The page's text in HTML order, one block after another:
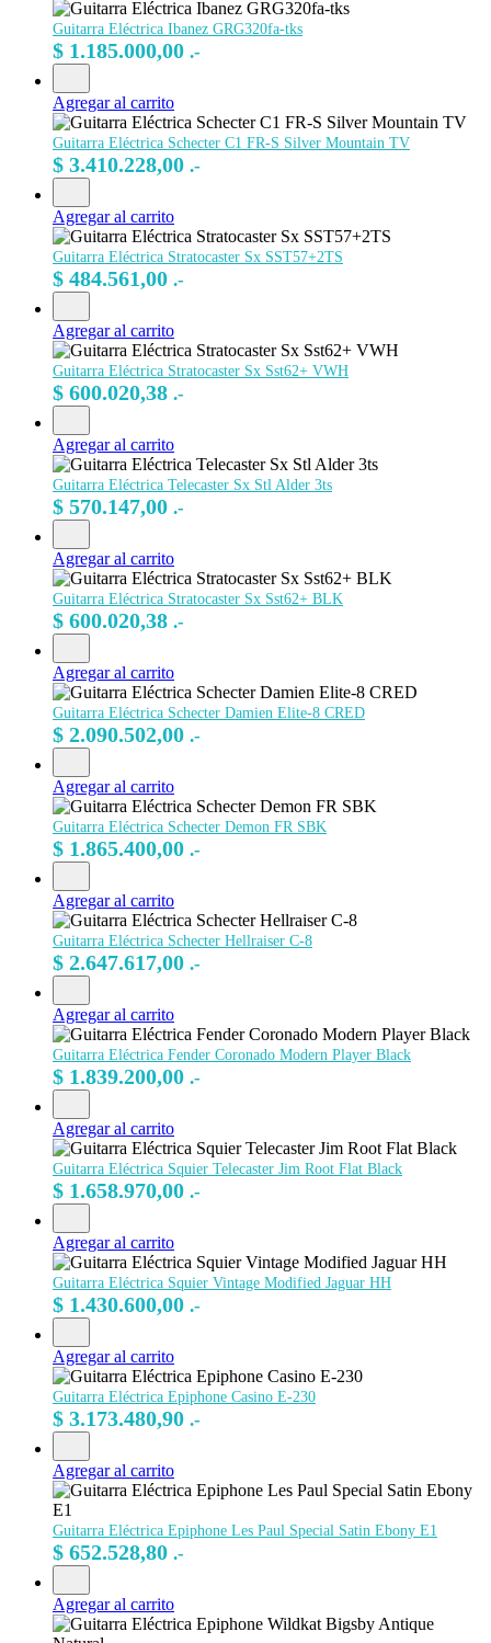
Guitarra Eléctrica Ibanez GRG320fa-tks
$ 1.185.000,00 .-
Agregar al carrito
Guitarra Eléctrica Schecter C1 FR-S Silver Mountain TV
$ 3.410.228,00 .-
Agregar al carrito
Guitarra Eléctrica Stratocaster Sx SST57+2TS
$ 484.561,00 .-
Agregar al carrito
Guitarra Eléctrica Stratocaster Sx Sst62+ VWH
$ 600.020,38 .-
Agregar al carrito
Guitarra Eléctrica Telecaster Sx Stl Alder 3ts
$ 570.147,00 .-
Agregar al carrito
Guitarra Eléctrica Stratocaster Sx Sst62+ BLK
$ 600.020,38 .-
Agregar al carrito
Guitarra Eléctrica Schecter Damien Elite-8 CRED
$ 2.090.502,00 .-
Agregar al carrito
Guitarra Eléctrica Schecter Demon FR SBK
$ 1.865.400,00 .-
Agregar al carrito
Guitarra Eléctrica Schecter Hellraiser C-8
$ 2.647.617,00 .-
Agregar al carrito
Guitarra Eléctrica Fender Coronado Modern Player Black
$ 1.839.200,00 .-
Agregar al carrito
Guitarra Eléctrica Squier Telecaster Jim Root Flat Black
$ 1.658.970,00 .-
Agregar al carrito
Guitarra Eléctrica Squier Vintage Modified Jaguar HH
$ 1.430.600,00 .-
Agregar al carrito
Guitarra Eléctrica Epiphone Casino E-230
$ 3.173.480,90 .-
Agregar al carrito
Guitarra Eléctrica Epiphone Les Paul Special Satin Ebony E1
$ 652.528,80 .-
Agregar al carrito